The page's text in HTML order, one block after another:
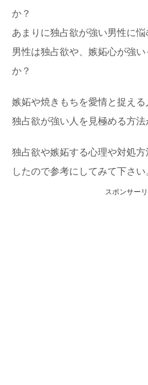
か？
あまりに独占欲が強い男性に悩
男性は独占欲や、嫉妬心が強
か？
嫉妬や焼きもちを愛情と捉える
独占欲が強い人を見極める方法
独占欲や嫉妬する心理や対処
したので参考にしてみて下さい
スポンサー